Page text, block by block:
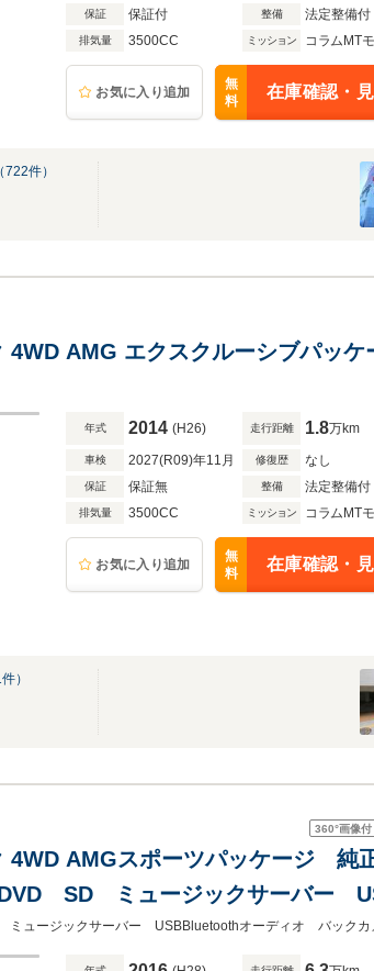
保証 保証付 整備 法定整備付
排気量 3500CC ミッション コラムMT
お気に入り追加
無
料
在庫確認・
722件）
AMG エクスクルーシブパッケ
年式 2014 (H26) 走行距離 1.8万km
車検 2027(R09)年11月 修復歴 なし
保証 保証無 整備 法定整備付
排気量 3500CC ミッション コラムMT
お気に入り追加
無
料
在庫確認・
件）
360°画像付
4WD AMGスポーツパッケージ 純
SD ミュージックサーバー
メラ アラウンドビューモニター
ACC